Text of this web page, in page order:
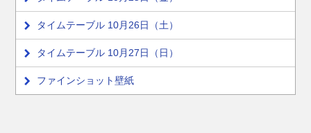
タイムテーブル 10月26日（土）
タイムテーブル 10月27日（日）
ファインショット壁紙